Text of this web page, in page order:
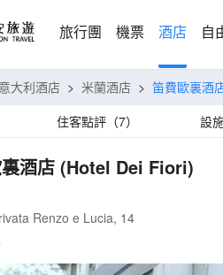
旅行團 機票 酒店 自
意大利酒店 > 米蘭酒店 > 笛費歐裏酒
住客點評（7） 設
酒店 (Hotel Dei Fiori)
Renzo e Lucia, 14